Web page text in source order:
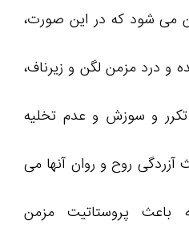
می شود که در این صورت،
و درد مزمن لگن و زیرناف،
تکرر و سوزش و عدم تخلیه
آزردگی روح و روان آنها می
باعث پروستاتیت مزمن